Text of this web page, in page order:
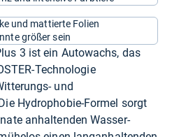
und mattierte Folien
größer sein
3 ist ein Autowachs, das
Technologie
und
Hydrophobie-Formel sorgt
anhaltenden Wasser-